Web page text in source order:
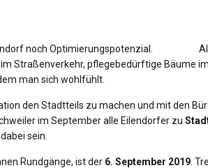
noch Optimierungspotenzial. Als
Straßenverkehr, pflegebedürftige Bäume
man sich wohlfühlt.
den Stadtteils zu machen und mit den
im September alle Eilendorfer zu
sein.
Rundgänge, ist der 6. September 2019 .